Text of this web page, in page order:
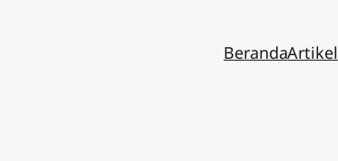
BerandaArtikel